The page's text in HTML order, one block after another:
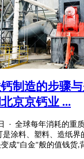
制造的步骤
京京钙业 ...
· 全球每年消耗的重
是涂料、塑料、造纸界
成"白金"般的值钱货,